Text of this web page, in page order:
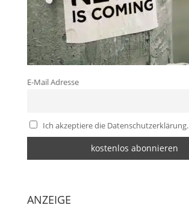
E-Mail Adresse
Ich akzeptiere die Datenschutzerklärung.
ANZEIGE